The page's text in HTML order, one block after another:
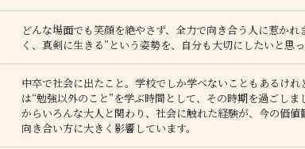
どんな場面でも笑顔を絶やさず、全力で向き合う人に惹かれ
く、真剣に生きる”という姿勢を、自分も大切にしたいと思っ
中卒で社会に出たこと。学校でしか学べないこともあるけれ
は“勉強以外のこと”を学ぶ時間として、その時期を過ごしま
からいろんな大人と関わり、社会に触れた経験が、今の価値
向き合い方に大きく影響しています。